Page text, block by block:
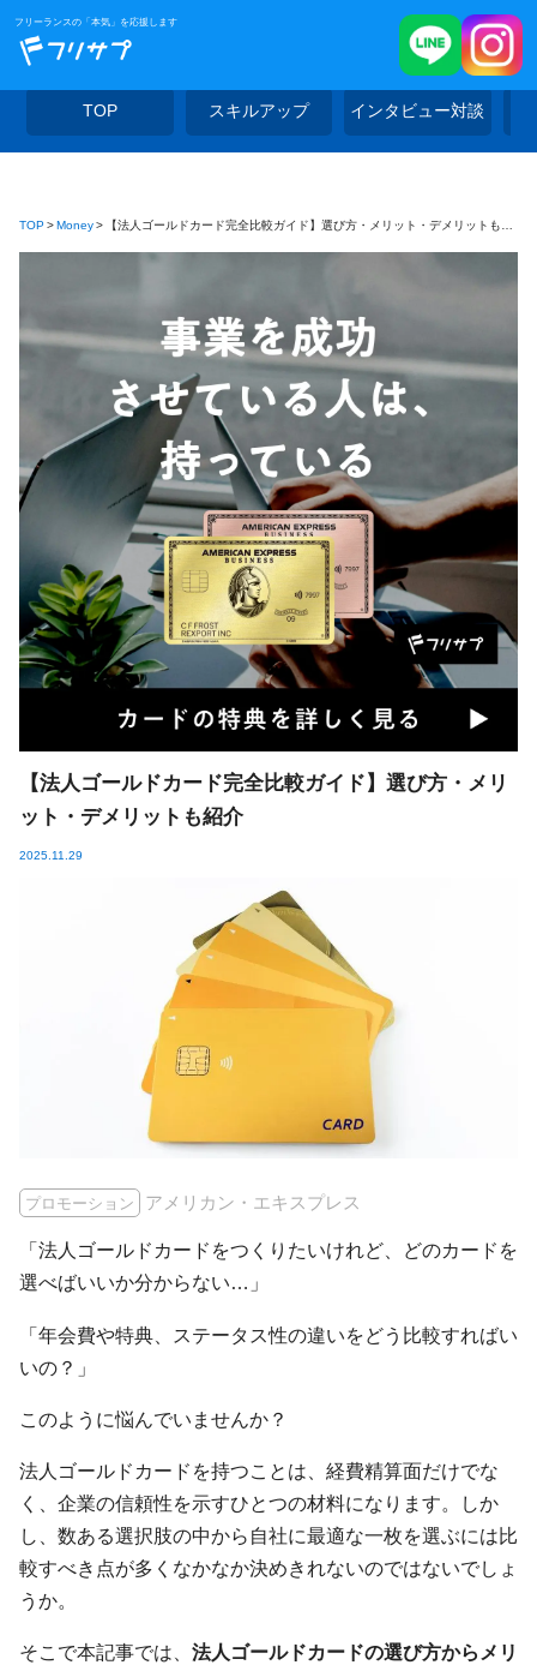
フリーランスの「本気」を応援します
TOP スキルアップ インタビュー対談
TOP Money 【法人ゴールドカード完全比較ガイド】選び方・メリット・デメリットも紹介
【法人ゴールドカード完全比較ガイド】選び方・メリ
ット・デメリットも紹介
2025.11.29
プロモーション アメリカン・エキスプレス
「法人ゴールドカードをつくりたいけれど、どのカードを
選べばいいか分からない…」
「年会費や特典、ステータス性の違いをどう比較すればい
いの？」
このように悩んでいませんか？
法人ゴールドカードを持つことは、経費精算面だけでな
く、企業の信頼性を示すひとつの材料になります。しか
し、数ある選択肢の中から自社に最適な一枚を選ぶには比
較すべき点が多くなかなか決めきれないのではないでしょ
うか。
そこで本記事では、 法人ゴールドカードの選び方からメリ